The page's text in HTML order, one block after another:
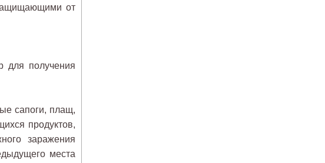
от
для получения
сапоги, плащ,
продуктов,
заражения
места